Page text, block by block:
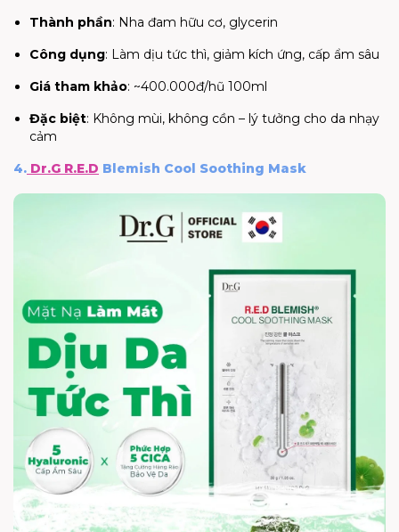
Thành phần: Nha đam hữu cơ, glycerin
Công dụng: Làm dịu tức thì, giảm kích ứng, cấp ẩm sâu
Giá tham khảo: ~400.000đ/hũ 100ml
Đặc biệt: Không mùi, không cồn – lý tưởng cho da nhạy
cảm
4. Dr.G R.E.D Blemish Cool Soothing Mask